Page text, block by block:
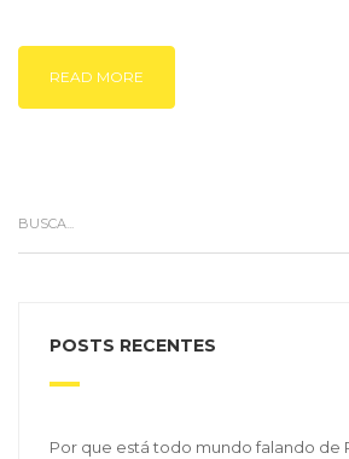
READ MORE
POSTS RECENTES
Por que está todo mundo falando de